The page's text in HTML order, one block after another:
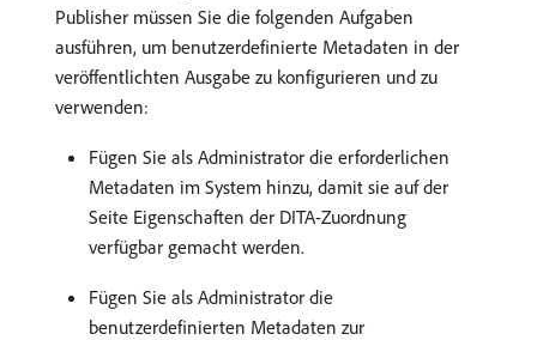
Publisher müssen Sie die folgenden Aufgaben
ausführen, um benutzerdefinierte Metadaten in der
veröffentlichten Ausgabe zu konfigurieren und zu
verwenden:
Fügen Sie als Administrator die erforderlichen
Metadaten im System hinzu, damit sie auf der
Seite Eigenschaften der DITA-Zuordnung
verfügbar gemacht werden.
Fügen Sie als Administrator die
benutzerdefinierten Metadaten zur